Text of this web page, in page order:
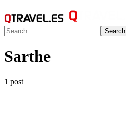
Search
Sarthe
1 post